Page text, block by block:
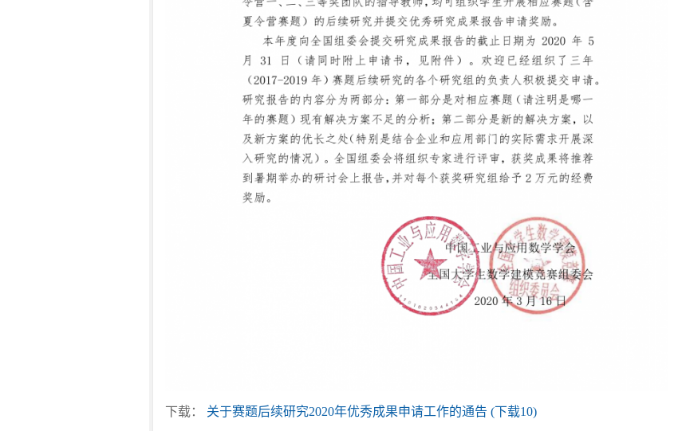
下载： 关于赛题后续研究2020年优秀成果申请工作的通告 (下载10)